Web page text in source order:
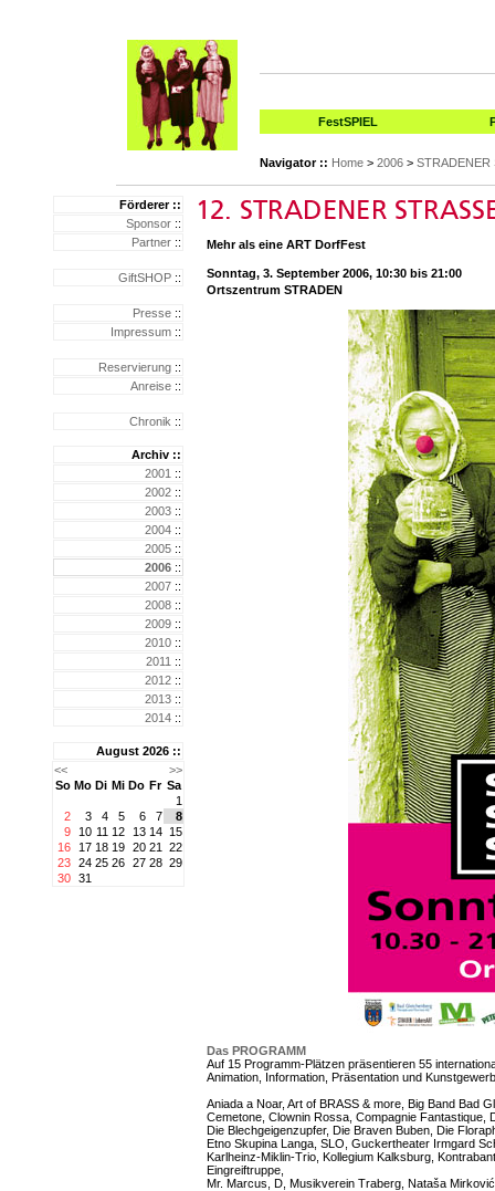
FestSPIEL
Navigator :: Home > 2006 > STRADENER
Förderer ::
Sponsor ::
Partner ::
GiftSHOP ::
Presse ::
Impressum ::
Reservierung ::
Anreise ::
Chronik ::
Archiv ::
2001 ::
2002 ::
2003 ::
2004 ::
2005 ::
2006 ::
2007 ::
2008 ::
2009 ::
2010 ::
2011 ::
2012 ::
2013 ::
2014 ::
August 2026 ::
<<
>>
So Mo Di Mi Do Fr Sa
1
2
3 4 5 6 7
8
9
10 11 12 13 14 15
16
17 18 19 20 21
22
23 24 25 26 27 28 29
30 31
Mehr als eine ART DorfFest
Sonntag, 3. September 2006, 10:30 bis 21:00
Ortszentrum STRADEN
Das PROGRAMM
Auf 15 Programm-Plätzen präsentieren 55
Animation, Information, Präsentation und
Aniada a Noar, Art of BRASS & more, Big Band Bad
Cemetone, Clownin Rossa, Compagnie Fantastique,
Die Blechgeigenzupfer, Die Braven Buben, Die
Etno Skupina Langa, SLO, Guckertheater Irmgard
Karlheinz-Miklin-Trio, Kollegium Kalksburg,
Eingreiftruppe,
Mr. Marcus, D, Musikverein Traberg, Nataša